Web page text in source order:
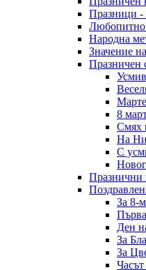
Празници -
Любопитно
Народна
Значение
Празничен
8
Смях
На
С
Празнични
За 8-
Ден
За
За
Часът